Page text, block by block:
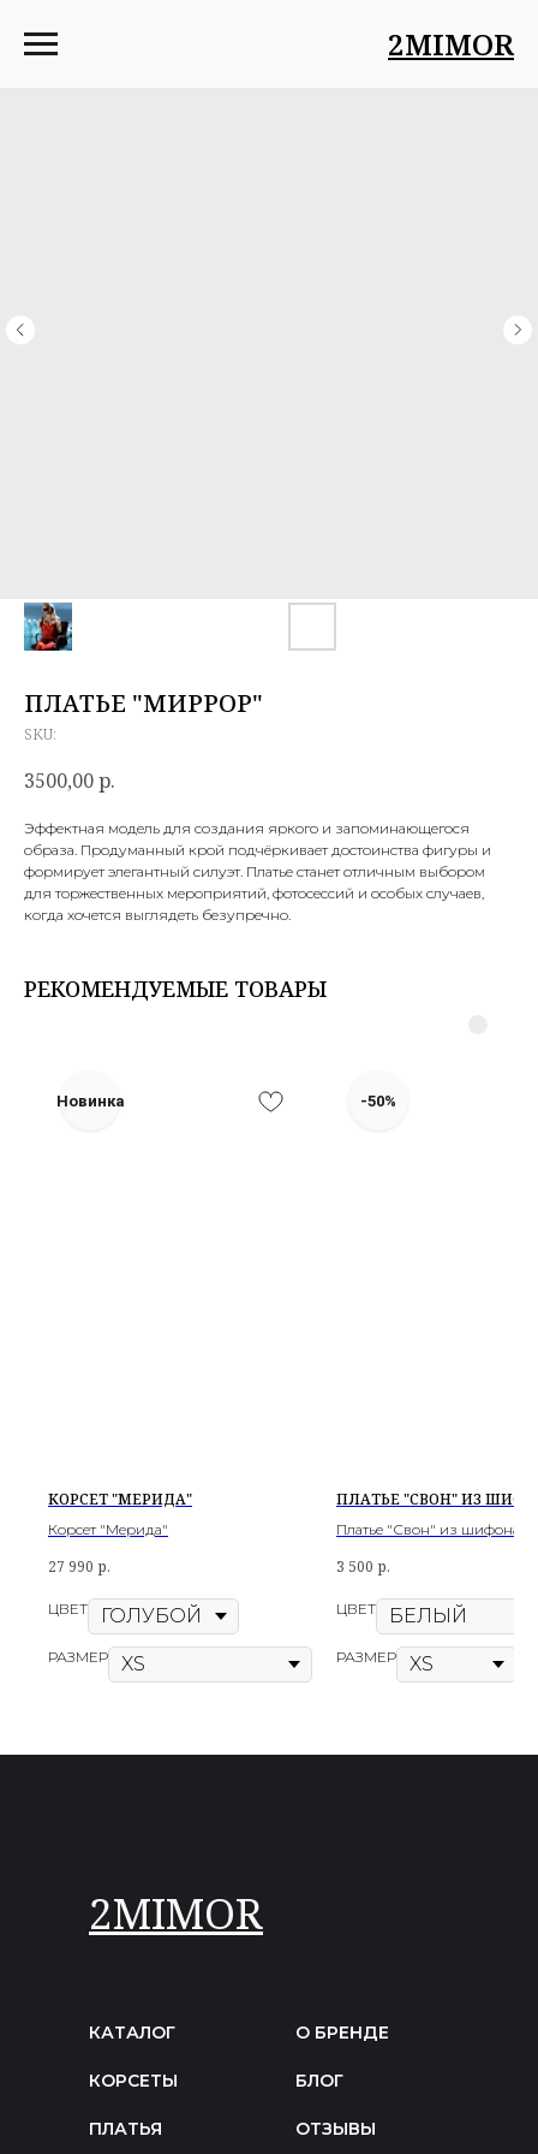
2MIMOR
ПЛАТЬЕ "МИРРОР"
SKU:
3500,00р.
Эффектная модель для создания яркого и запоминающегося
образа. Продуманный крой подчёркивает достоинства фигуры и
формирует элегантный силуэт. Платье станет отличным выбором
для торжественных мероприятий, фотосессий и особых случаев,
когда хочется выглядеть безупречно.
РЕКОМЕНДУЕМЫЕ ТОВАРЫ
-50%
ПЛАТЬЕ "СВОН" ИЗ
Платье "Свон" из шифона
3 500 р.
ЦВЕТ
РАЗМЕР
Новинка
КОРСЕТ "МЕРИДА"
Корсет "Мерида"
27 990 р.
ЦВЕТ
РАЗМЕР
КАТАЛОГ
КОРСЕТЫ
ПЛАТЬЯ
О БРЕНДЕ
БЛОГ
ОТЗЫВЫ
2MIMOR